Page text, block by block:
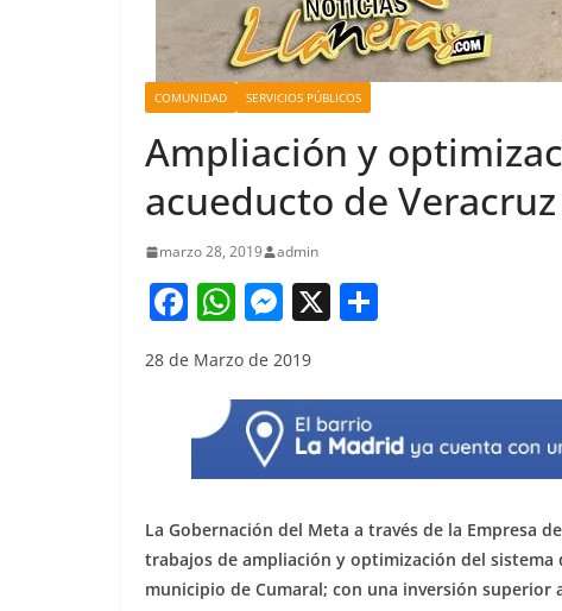
COMUNIDAD SERVICIOS PÚBLICOS
Ampliación y
acueducto de
marzo 28, 2019 admin
F
c
b
o
o
k
W
h
at
s
A
p
p
M
ss
e
n
g
er
X
e
28 de Marzo de 2019
La Gobernación del Meta a través de la Empresa
trabajos de ampliación y optimización del sistema
municipio de Cumaral; con una inversión superior a